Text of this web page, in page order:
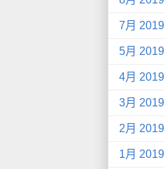
7月 2019
5月 2019
4月 2019
3月 2019
2月 2019
1月 2019